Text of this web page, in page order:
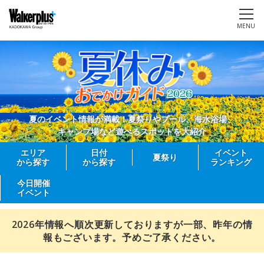
MENU
夏のイベント情報が満載！夏祭りやプール、海水浴場、
キャンプ場など遊べるスポットを大紹介
エリア
から探す
日付
から探す
夏祭り
イベント
ランキング
今日開催
イベント
2026年情報へ順次更新しておりますが一部、昨年の情
報もございます。予めご了承ください。